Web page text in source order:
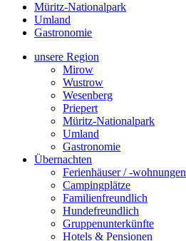
Müritz-Nationalpark
Umland
Gastronomie
unsere Region
Mirow
Wustrow
Wesenberg
Priepert
Müritz-Nationalpark
Umland
Gastronomie
Übernachten
Ferienhäuser / -wohnungen
Campingplätze
Familienfreundlich
Hundefreundlich
Gruppenunterkünfte
Hotels & Pensionen